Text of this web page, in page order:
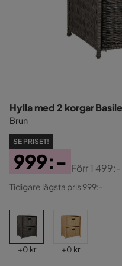
Hylla med 2 korgar
Brun
SE PRISET!
Pris
999:-
Original
Pris
Förr1 499:-
Tidigare lägsta pris 999:-
Pris
+0 kr Pris
+0 kr